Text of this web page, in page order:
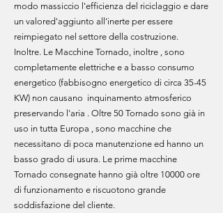
modo massiccio l'efficienza del riciclaggio e dare
un valored'aggiunto all'inerte per essere
reimpiegato nel settore della costruzione.
Inoltre. Le Macchine Tornado, inoltre , sono
completamente elettriche e a basso consumo
energetico (fabbisogno energetico di circa 35-45
KW) non causano inquinamento atmosferico
preservando l'aria . Oltre 50 Tornado sono già in
uso in tutta Europa , sono macchine che
necessitano di poca manutenzione ed hanno un
basso grado di usura. Le prime macchine
Tornado consegnate hanno già oltre 10000 ore
di funzionamento e riscuotono grande
soddisfazione del cliente.